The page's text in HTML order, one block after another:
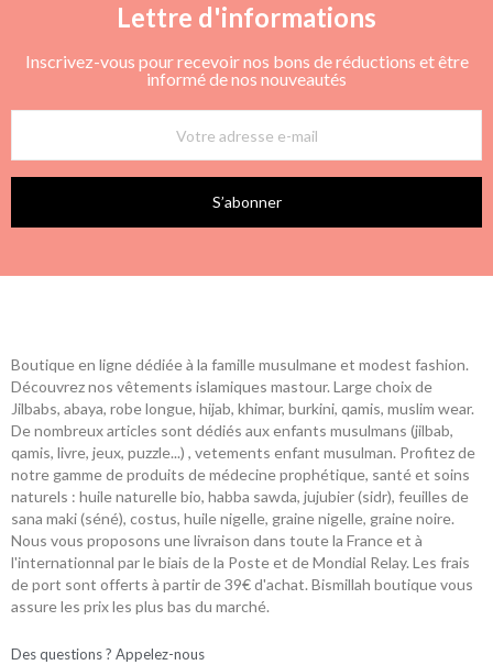
Lettre d'informations
Inscrivez-vous pour recevoir nos bons de réductions et être
informé de nos nouveautés
S’abonner
Boutique en ligne dédiée à la famille musulmane et modest fashion.
Découvrez nos vêtements islamiques mastour. Large choix de
Jilbabs, abaya, robe longue, hijab, khimar, burkini, qamis, muslim wear.
De nombreux articles sont dédiés aux enfants musulmans (jilbab,
qamis, livre, jeux, puzzle...) , vetements enfant musulman. Profitez de
notre gamme de produits de médecine prophétique, santé et soins
naturels : huile naturelle bio, habba sawda, jujubier (sidr), feuilles de
sana maki (séné), costus, huile nigelle, graine nigelle, graine noire.
Nous vous proposons une livraison dans toute la France et à
l'internationnal par le biais de la Poste et de Mondial Relay. Les frais
de port sont offerts à partir de 39€ d'achat. Bismillah boutique vous
assure les prix les plus bas du marché.
Des questions ? Appelez-nous